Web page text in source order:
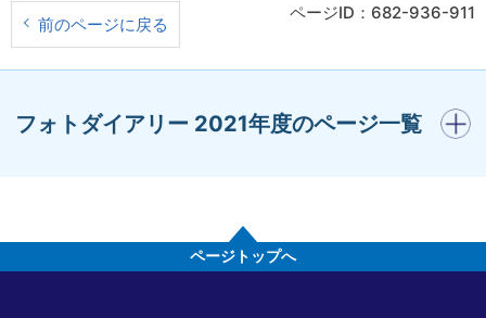
前のページに戻る
ページID：682-936-911
フォトダイアリー 2021年度のページ一覧
開く
ページトップへ